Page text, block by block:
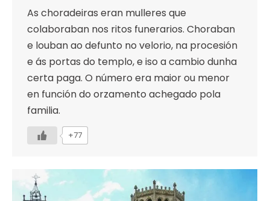
As choradeiras eran mulleres que
colaboraban nos ritos funerarios. Choraban
e louban ao defunto no velorio, na procesión
e ás portas do templo, e iso a cambio dunha
certa paga. O número era maior ou menor
en función do orzamento achegado pola
familia.
+77